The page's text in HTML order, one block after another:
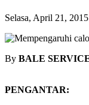
Selasa, April 21, 2015
By BALE
PENGANTAR: